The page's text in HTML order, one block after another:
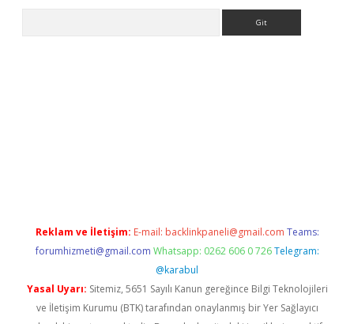
Reklam ve İletişim: E-mail: backlinkpaneli@gmail.com Teams:
forumhizmeti@gmail.com Whatsapp: 0262 606 0 726 Telegram:
@karabul
Yasal Uyarı: Sitemiz, 5651 Sayılı Kanun gereğince Bilgi Teknolojileri
ve İletişim Kurumu (BTK) tarafından onaylanmış bir Yer Sağlayıcı